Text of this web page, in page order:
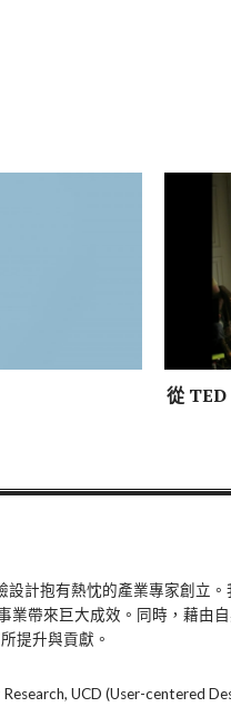
從
設計抱有熱忱的產業專家創立
業帶來巨大成效。同時，藉由
提升與貢獻。
UCD (User-centered